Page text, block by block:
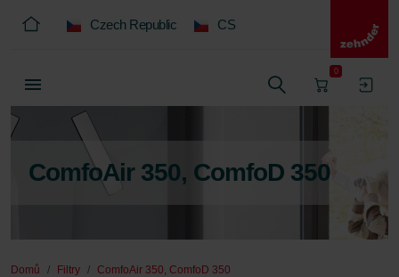
Czech Republic CS
0
ComfoAir 350, ComfoD 350
Domů Filtry ComfoAir 350, ComfoD 350